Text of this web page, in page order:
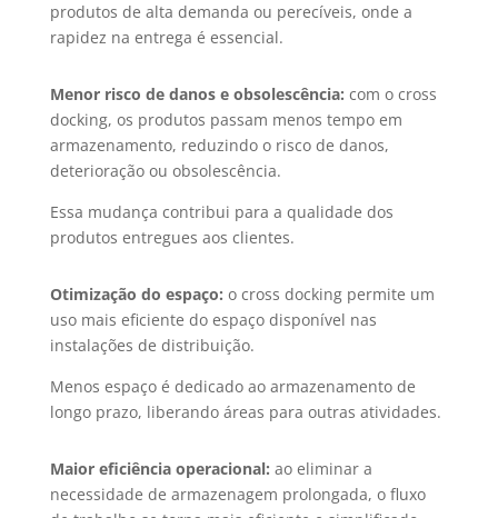
produtos de alta demanda ou perecíveis, onde a
rapidez na entrega é essencial.
Menor risco de danos e obsolescência: com o cross
docking, os produtos passam menos tempo em
armazenamento, reduzindo o risco de danos,
deterioração ou obsolescência.
Essa mudança contribui para a qualidade dos
produtos entregues aos clientes.
Otimização do espaço: o cross docking permite um
uso mais eficiente do espaço disponível nas
instalações de distribuição.
Menos espaço é dedicado ao armazenamento de
longo prazo, liberando áreas para outras atividades.
Maior eficiência operacional: ao eliminar a
necessidade de armazenagem prolongada, o fluxo